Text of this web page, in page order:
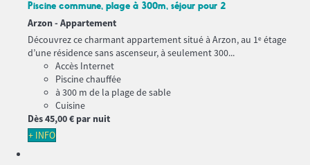
Piscine commune, plage à 300m, séjour pour 2
Arzon - Appartement
Découvrez ce charmant appartement situé à Arzon, au 1ᵉ étage
d’une résidence sans ascenseur, à seulement 300...
Accès Internet
Piscine chauffée
à 300 m de la plage de sable
Cuisine
Dès45,00 € par nuit
+ INFO